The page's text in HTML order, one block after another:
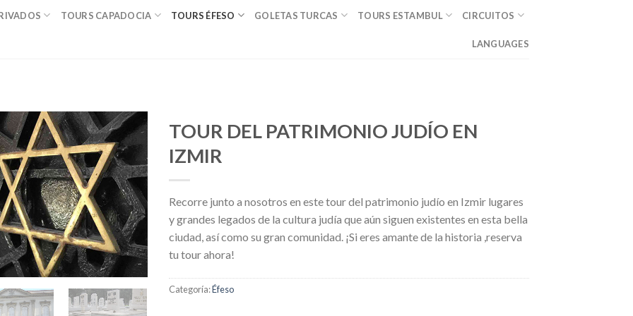
TOURS CAPADOCIA TOURS ÉFESO GOLETAS TURCAS TOURS ESTAMBUL CIRCUITOS
LANGUAGES
TOUR DEL PATRIMONIO JUDÍO EN
IZMIR
Recorre junto a nosotros en este tour del patrimonio judío en Izmir lugares
y grandes legados de la cultura judía que aún siguen existentes en esta bella
ciudad, así como su gran comunidad. ¡Si eres amante de la historia ,reserva
tu tour ahora!
Categoría:Éfeso